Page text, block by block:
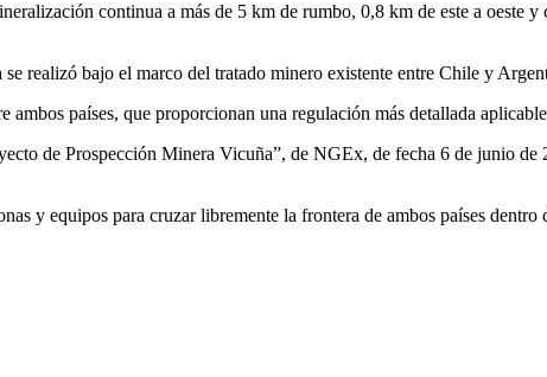
continua a más de 5 km de rumbo, 0,8 km de este a oeste
realizó bajo el marco del tratado minero existente entre Chile y
países, que proporcionan una regulación más detallada
de Prospección Minera Vicuña”, de NGEx, de fecha 6 de junio
y equipos para cruzar libremente la frontera de ambos países dentro